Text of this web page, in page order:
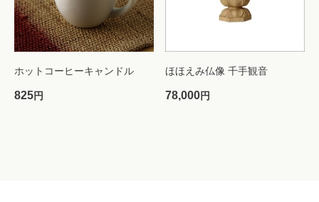
ホットコーヒーキャンドル
825円
ほほえみ仏像 千手観音
78,000円